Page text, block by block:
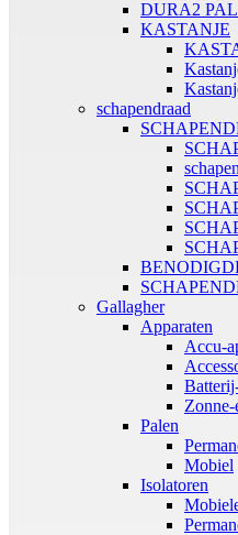
DURA2
KASTANJE
schapendraad
Gallagher
Apparaten
Accu-
Zonne-
Palen
Mobiel
Isolatoren